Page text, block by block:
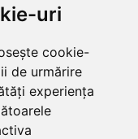
uri
cookie-
de urmărire
experiența